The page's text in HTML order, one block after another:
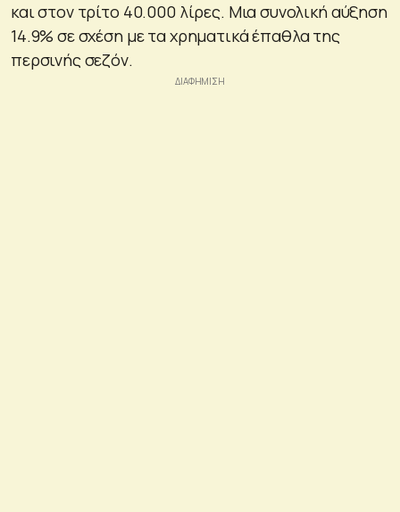
και στον τρίτο 40.000 λίρες. Μια συνολική αύξηση
14.9% σε σχέση με τα χρηματικά έπαθλα της
περσινής σεζόν.